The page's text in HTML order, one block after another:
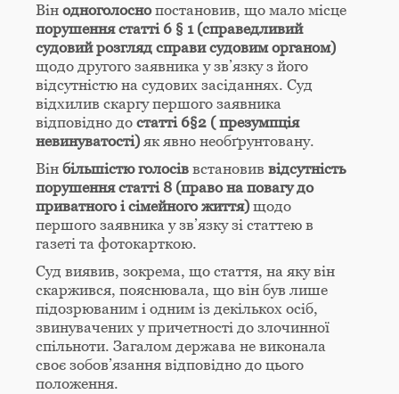
Він одноголоснопостановив, що мало місце
порушення статті 6 § 1 (справедливий
судовий розгляд справи судовим органом)
щодо другого заявника у зв’язку з його
відсутністю на судових засіданнях. Суд
відхилив скаргу першого заявника
відповідно до статті 6§2 ( презумпція
невинуватості) як явно необґрунтовану.
Він більшістю голосів встановив відсутність
порушення статті 8 (право на повагу до
приватного і сімейного життя) щодо
першого заявника у зв’язку зі статтею в
газеті та фотокарткою.
Суд виявив, зокрема, що стаття, на яку він
скаржився, пояснювала, що він був лише
підозрюваним і одним із декількох осіб,
звинувачених у причетності до злочинної
спільноти. Загалом держава не виконала
своє зобов’язання відповідно до цього
положення.